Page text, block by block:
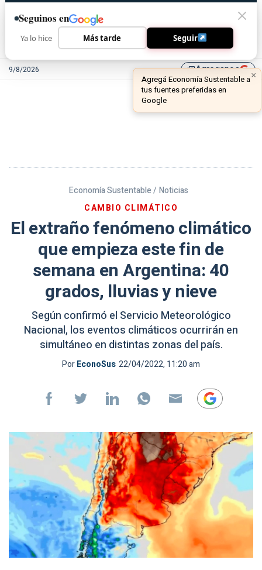
9/8/2026 library_addAgreganos
Economía Sustentable / Noticias
CAMBIO CLIMÁTICO
El extraño fenómeno climático
que empieza este fin de
semana en Argentina: 40
grados, lluvias y nieve
Según confirmó el Servicio Meteorológico
Nacional, los eventos climáticos ocurrirán en
simultáneo en distintas zonas del país.
PorEconoSus 22/04/2022, 11:20 am
Seguinos en
Ya lo hice Más tarde Seguir